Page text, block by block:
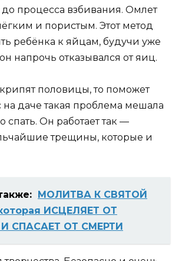
процесса взбивания. Омлет
и пористым. Этот метод
ребёнка к яйцам, будучи уже
напрочь отказывался от яиц.
половицы, то поможет
на даче такая проблема мешала
спать. Он работает так —
трещины, которые и
МОЛИТВА К СВЯТОЙ
ИСЦЕЛЯЕТ ОТ
СПАСАЕТ ОТ СМЕРТИ